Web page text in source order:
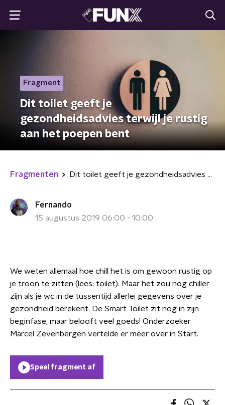
Fragment
Dit toilet geeft je
gezondheidsadvies terwijl je rustig
aan het poepen bent
Fragmenten Dit toilet geeft je gezondheidsadvies terwijl je rustig aan het poepen bent
Fernando
15 augustus 2019 06:00 - 10:00
We weten allemaal hoe chill het is om gewoon rustig op
je troon te zitten (lees: toilet). Maar het zou nog chiller
zijn als je wc in de tussentijd allerlei gegevens over je
gezondheid berekent. De Smart Toilet zit nog in zijn
beginfase, maar belooft veel goeds! Onderzoeker
Marcel Zevenbergen vertelde er meer over in Start.
Speel fragment af